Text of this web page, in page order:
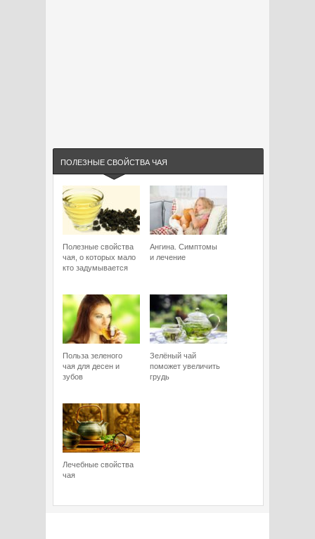
ПОЛЕЗНЫЕ СВОЙСТВА ЧАЯ
Полезные свойства
чая, о которых мало
кто задумывается
Ангина. Симптомы
и лечение
Польза зеленого
чая для десен и
зубов
Зелёный чай
поможет увеличить
грудь
Лечебные свойства
чая